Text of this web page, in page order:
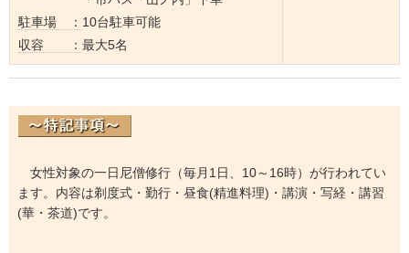
駐車場 ： 10台駐車可能
収容 ： 最大5名
女性対象の一日尼僧修行（毎月1日、10～16時）が行われてい
ます。内容は剃度式・勤行・昼食(精進料理)・講演・写経・講習
(華・茶道)です。